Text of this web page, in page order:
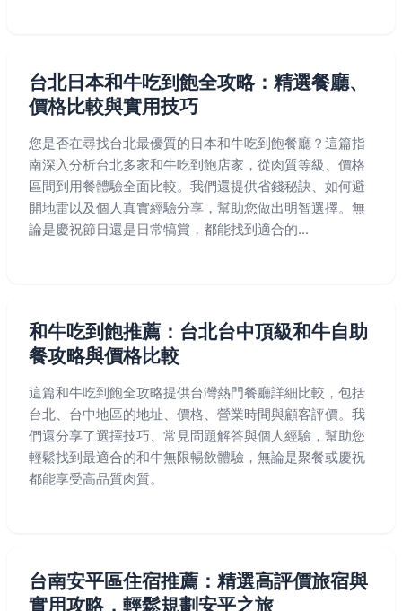
台北日本和牛吃到飽全攻略：精選餐廳、
價格比較與實用技巧
您是否在尋找台北最優質的日本和牛吃到飽餐廳？這篇指
南深入分析台北多家和牛吃到飽店家，從肉質等級、價格
區間到用餐體驗全面比較。我們還提供省錢秘訣、如何避
開地雷以及個人真實經驗分享，幫助您做出明智選擇。無
論是慶祝節日還是日常犒賞，都能找到適合的...
和牛吃到飽推薦：台北台中頂級和牛自助
餐攻略與價格比較
這篇和牛吃到飽全攻略提供台灣熱門餐廳詳細比較，包括
台北、台中地區的地址、價格、營業時間與顧客評價。我
們還分享了選擇技巧、常見問題解答與個人經驗，幫助您
輕鬆找到最適合的和牛無限暢飲體驗，無論是聚餐或慶祝
都能享受高品質肉質。
台南安平區住宿推薦：精選高評價旅宿與
實用攻略，輕鬆規劃安平之旅